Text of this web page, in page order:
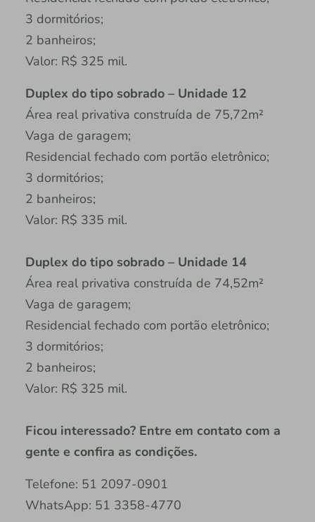
3 dormitórios;
2 banheiros;
Valor: R$ 325 mil.
Duplex do tipo sobrado – Unidade 12
Área real privativa construída de 75,72m²
Vaga de garagem;
Residencial fechado com portão eletrônico;
3 dormitórios;
2 banheiros;
Valor: R$ 335 mil.
Duplex do tipo sobrado – Unidade 14
Área real privativa construída de 74,52m²
Vaga de garagem;
Residencial fechado com portão eletrônico;
3 dormitórios;
2 banheiros;
Valor: R$ 325 mil.
Ficou interessado? Entre em contato com a
gente e confira as condições.
Telefone: 51 2097-0901
WhatsApp: 51 3358-4770